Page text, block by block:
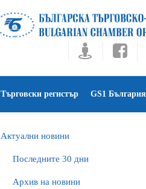
Търговски регистър GS1 България
Актуални новини
Последните 30 дни
Архив на новини